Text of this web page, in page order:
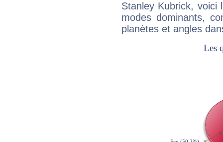
Stanley Kubrick, voici
modes dominants,
planètes et angles